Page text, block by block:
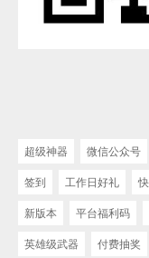
超级神器 微信公众号
签到
工作日好礼
新版本
平台福利码
英雄级武器
付费抽奖